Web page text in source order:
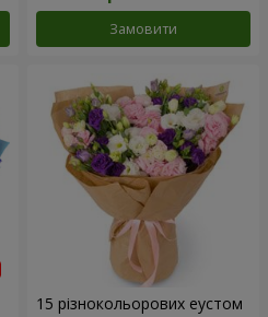
Замовити
15 різнокольорових еустом